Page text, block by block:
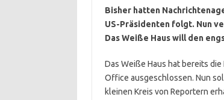
Bisher hatten
US-Präsidenten folgt. Nun
Das Weiße Haus will den
Das Weiße Haus hat bereits
Office ausgeschlossen. Nun
kleinen Kreis von Reportern